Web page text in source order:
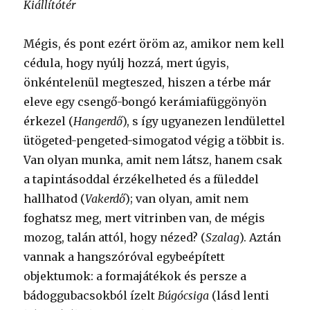
Kiállítótér
Mégis, és pont ezért öröm az, amikor nem kell
cédula, hogy nyúlj hozzá, mert úgyis,
önkéntelenül megteszed, hiszen a térbe már
eleve egy csengő-bongó kerámiafüggönyön
érkezel (Hangerdő), s így ugyanezen lendülettel
ütögeted-pengeted-simogatod végig a többit is.
Van olyan munka, amit nem látsz, hanem csak
a tapintásoddal érzékelheted és a füleddel
hallhatod (Vakerdő); van olyan, amit nem
foghatsz meg, mert vitrinben van, de mégis
mozog, talán attól, hogy nézed? (Szalag). Aztán
vannak a hangszóróval egybeépített
objektumok: a formajátékok és persze a
bádoggubacsokból ízeltBúgócsiga (lásd lenti